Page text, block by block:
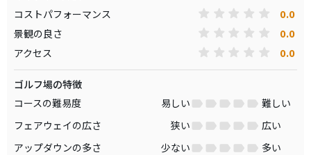
コストパフォーマンス 0.0
景観の良さ 0.0
アクセス 0.0
ゴルフ場の特徴
コースの難易度
易しい
難しい
フェアウェイの広さ
狭い
広い
アップダウンの多さ
少ない
多い